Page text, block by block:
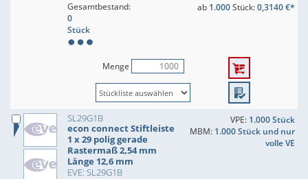
Gesamtbestand:
0
Stück
ab 1.000Stück:0,3140 €*
Menge
SL29G1B
econ connect Stiftleiste
1 x 29 polig gerade
Rastermaß 2,54 mm
Länge 12,6 mm
EVE: SL29G1B
VPE: 1.000 Stück
MBM: 1.000 Stück und nur
volle VE